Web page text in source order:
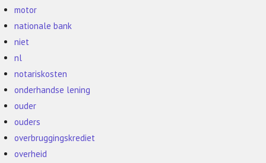
motor
nationale bank
niet
nl
notariskosten
onderhandse lening
ouder
ouders
overbruggingskrediet
overheid